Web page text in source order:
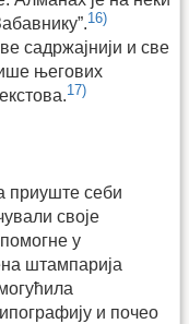
16)
садржајнији и све
његових
17)
приуште себи
своје
у
штампарија
и почео